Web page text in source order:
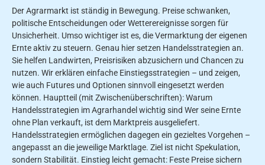
Der Agrarmarkt ist ständig in Bewegung. Preise schwanken,
politische Entscheidungen oder Wetterereignisse sorgen für
Unsicherheit. Umso wichtiger ist es, die Vermarktung der eigenen
Ernte aktiv zu steuern. Genau hier setzen Handelsstrategien an.
Sie helfen Landwirten, Preisrisiken abzusichern und Chancen zu
nutzen. Wir erklären einfache Einstiegsstrategien – und zeigen,
wie auch Futures und Optionen sinnvoll eingesetzt werden
können. Hauptteil (mit Zwischenüberschriften): Warum
Handelsstrategien im Agrarhandel wichtig sind Wer seine Ernte
ohne Plan verkauft, ist dem Marktpreis ausgeliefert.
Handelsstrategien ermöglichen dagegen ein gezieltes Vorgehen –
angepasst an die jeweilige Marktlage. Ziel ist nicht Spekulation,
sondern Stabilität. Einstieg leicht gemacht: Feste Preise sichern